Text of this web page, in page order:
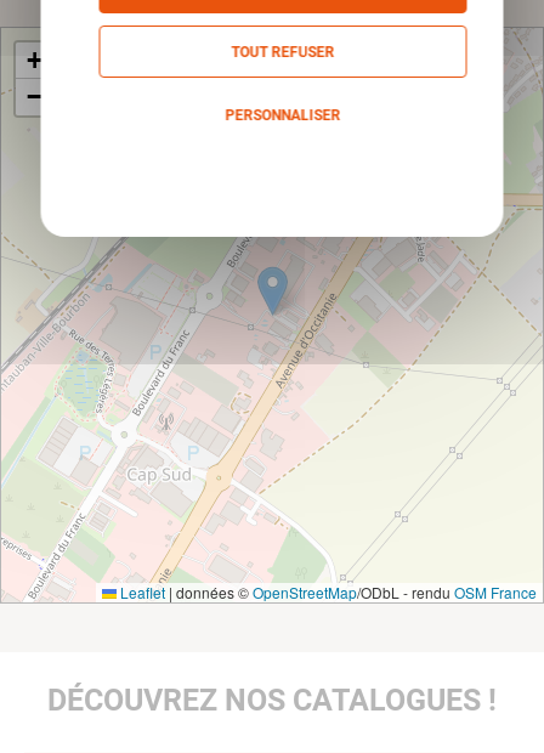
+
−
Leaflet | données ©OpenStreetMap/ODbL - rendu OSM France
DÉCOUVREZ NOS CATALOGUES !
TOUT REFUSER
PERSONNALISER